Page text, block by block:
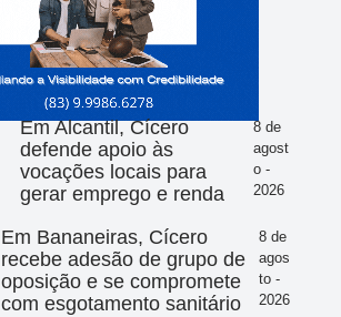
Em Alcantil, Cícero
defende apoio às
vocações locais para
gerar emprego e renda
8 de
agost
o -
2026
Em Bananeiras, Cícero
recebe adesão de grupo de
oposição e se compromete
com esgotamento sanitário
8 de
agos
to -
2026